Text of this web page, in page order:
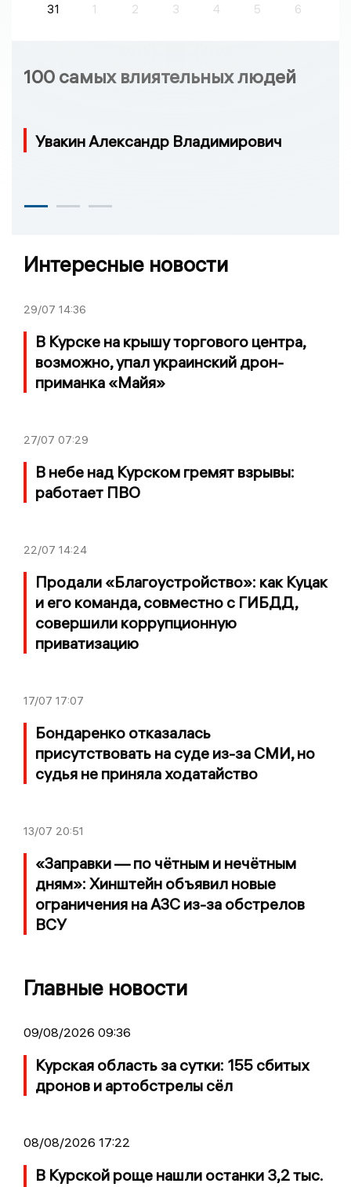
31
1 2 3 4 5 6
100 самых влиятельных людей
Увакин Александр Владимирович
Интересные новости
29/07 14:36
В Курске на крышу торгового центра,
возможно, упал украинский дрон-
приманка «Майя»
27/07 07:29
В небе над Курском гремят взрывы:
работает ПВО
22/07 14:24
Продали «Благоустройство»: как Куцак
и его команда, совместно с ГИБДД,
совершили коррупционную
приватизацию
17/07 17:07
Бондаренко отказалась
присутствовать на суде из-за СМИ, но
судья не приняла ходатайство
13/07 20:51
«Заправки — по чётным и нечётным
дням»: Хинштейн объявил новые
ограничения на АЗС из-за обстрелов
ВСУ
Главные новости
09/08/2026 09:36
Курская область за сутки: 155 сбитых
дронов и артобстрелы сёл
08/08/2026 17:22
В Курской роще нашли останки 3,2 тыс.